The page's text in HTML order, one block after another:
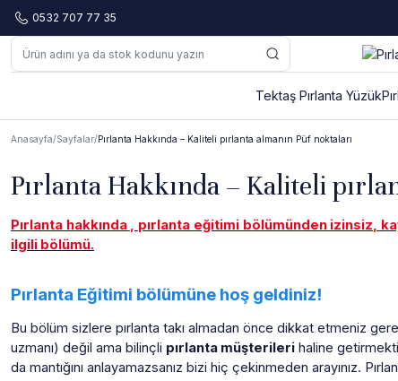
0532 707 77 35
Tektaş Pırlanta Yüzük
Anasayfa Sayfalar Pırlanta Hakkında – Kaliteli pırlanta almanın Püf noktaları
Pırlanta Hakkında – Kaliteli
Pırlanta hakkında , pırlanta eğitimi bölümünden izinsiz,
ilgili bölümü.
Pırlanta Eğitimi bölümüne hoş geldiniz!
Bu bölüm sizlere pırlanta takı almadan önce dikkat etmeniz
uzmanı) değil ama bilinçli pırlanta müşterileri haline
da mantığını anlayamazsanız bizi hiç çekinmeden arayınız.